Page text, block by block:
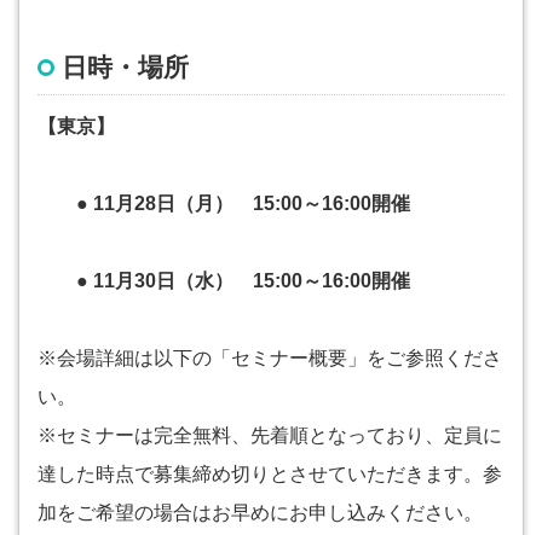
日時・場所
【東京】
● 11月28日（月） 15:00～16:00開催
● 11月30日（水） 15:00～16:00開催
※会場詳細は以下の「セミナー概要」をご参照くださ
い。
※セミナーは完全無料、先着順となっており、定員に
達した時点で募集締め切りとさせていただきます。参
加をご希望の場合はお早めにお申し込みください。